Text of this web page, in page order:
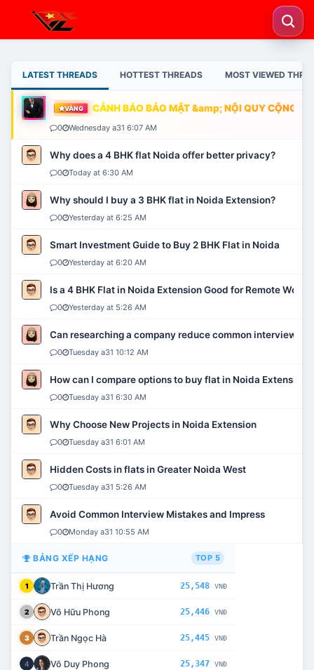
LATEST THREADS HOTTEST THREADS MOST VIEWED
VÀNG CẢNH BÁO BẢO MẬT &amp; NỘI QUY CỘNG
0 Wednesday a31 6:07 AM
Why does a 4 BHK flat Noida offer better privacy?
0 Today at 6:30 AM
Why should I buy a 3 BHK flat in Noida Extension?
0 Yesterday at 6:25 AM
Smart Investment Guide to Buy 2 BHK Flat in Noida
0 Yesterday at 6:20 AM
Is a 4 BHK Flat in Noida Extension Good for Remote Work?
0 Yesterday at 5:26 AM
Can researching a company reduce common interview
0 Tuesday a31 10:12 AM
How can I compare options to buy flat in Noida Extension?
0 Tuesday a31 6:30 AM
Why Choose New Projects in Noida Extension
0 Tuesday a31 6:01 AM
Hidden Costs in flats in Greater Noida West
0 Tuesday a31 5:26 AM
Avoid Common Interview Mistakes and Impress
0 Monday a31 10:55 AM
BẢNG XẾP HẠNG TOP 5
1 Trần Thị Hương 25,548 VNĐ
2 Võ Hữu Phong 25,446 VNĐ
3 Trần Ngọc Hà 25,445 VNĐ
4 Võ Duy Phong 25,347 VNĐ